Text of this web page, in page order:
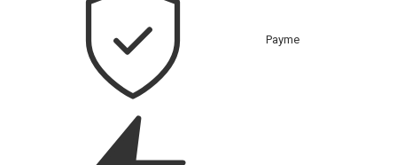
Payme